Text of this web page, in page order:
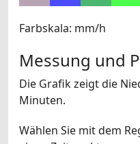
Farbskala: mm/h
Messung und
Die Grafik zeigt die
Minuten.
Wählen Sie mit dem